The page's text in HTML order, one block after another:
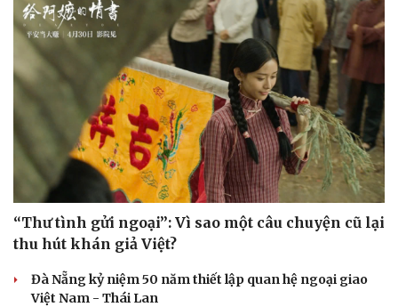
Sức khỏe
Dinh dưỡng - món ngon
Cây thuốc
Nhà đẹp
“Thư tình gửi ngoại”: Vì sao một câu chuyện cũ lại
thu hút khán giả Việt?
Đà Nẵng kỷ niệm 50 năm thiết lập quan hệ ngoại giao
Việt Nam - Thái Lan